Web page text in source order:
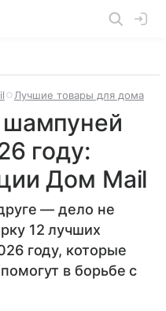
Лучшие товары для дома
году:
Дом Mail
— дело не
12 лучших
году, которые
в борьбе с